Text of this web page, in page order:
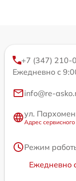
+7 (347) 210-
Ежедневно с
info@re-
ул.
Адрес
Режим
Ежедневно